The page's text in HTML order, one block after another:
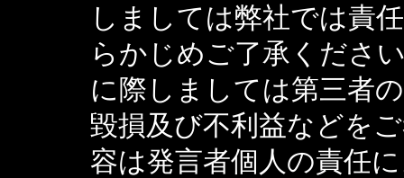
しましては弊社では責
らかじめご了承くださ
に際しましては第三者
毀損及び不利益などを
容は発言者個人の責任